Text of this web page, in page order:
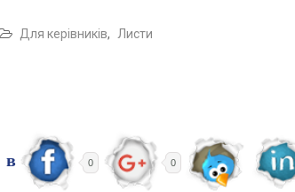
Для керівників, Листи
в 0 0